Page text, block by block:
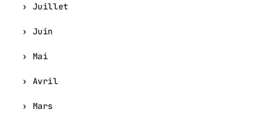
Juillet
Juin
Mai
Avril
Mars